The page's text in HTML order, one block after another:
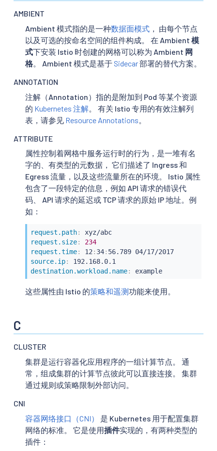
AMBIENT
Ambient 模式指的是一种数据面模式 ， 由每个节点
以及可选的按命名空间的组件构成。 在 Ambient 模
式下安装 Istio 时创建的网格可以称为 Ambient 网
格 。 Ambient 模式是基于 Sidecar部署的替代方案。
ANNOTATION
注解（Annotation）指的是附加到 Pod 等某个资源
的 Kubernetes 注解 。 有关 Istio 专用的有效注解列
表，请参见 Resource Annotations
ATTRIBUTE
属性控制着网格中服务运行时的行为，是一堆有名
字的、有类型的元数据， 它们描述了 Ingress 和
Egress 流量，以及这些流量所在的环境。 Istio 属性
包含了一段特定的信息，例如 API 请求的错误代
码、 API 请求的延迟或 TCP 请求的原始 IP 地址。例
如：
request.path:
xyz/abc
request.size:
234
request.time: 12 : 34:
56.789 04/17/2017
source.ip:
destination.workload.name: example
这些属性由 Istio 的策略和遥测功能来使用。
C
CLUSTER
集群是运行容器化应用程序的一组计算节点。 通
常，组成集群的计算节点彼此可以直接连接。 集群
通过规则或策略限制外部访问。
CNI
容器网络接口（CNI）
是 Kubernetes 用于配置集群
网络的标准。 它是使用插件实现的，有两种类型的
插件：